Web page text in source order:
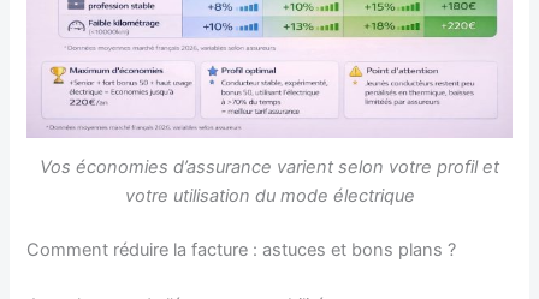
Vos économies d’assurance varient selon votre profil et
votre utilisation du mode électrique
Comment réduire la facture : astuces et bons plans ?